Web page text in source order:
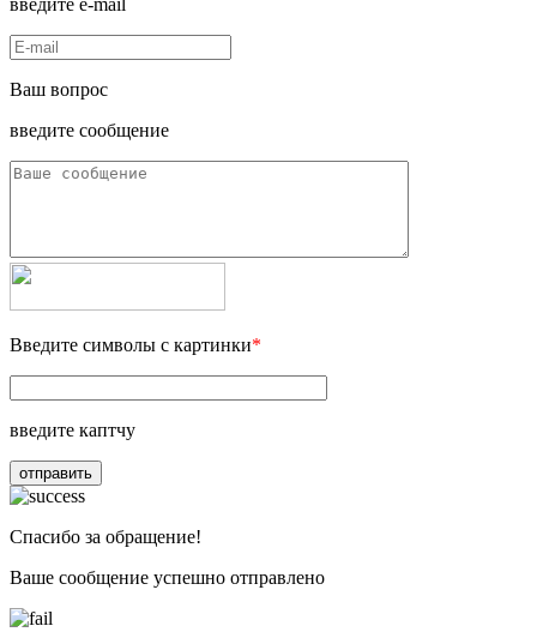
введите e-mail
Ваш вопрос
введите сообщение
Введите символы с картинки*
введите каптчу
отправить
Спасибо за обращение!
Ваше сообщение успешно отправлено